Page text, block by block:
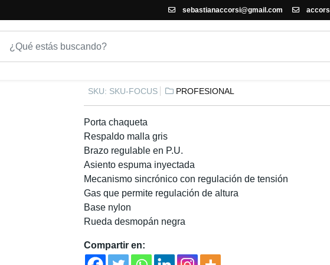
sebastianaccorsi@gmail.com
SILLA DE OFICINA FOCUS
SKU: SKU-FOCUS PROFESIONAL
Porta chaqueta
Respaldo malla gris
Brazo regulable en P.U.
Asiento espuma inyectada
Mecanismo sincrónico con regulación de tensión
Gas que permite regulación de altura
Base nylon
Rueda desmopán negra
Compartir en: